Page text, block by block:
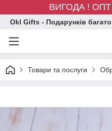
ВИГОДА ! ОПТ
Okl Gifts - Подарунків
Товари та послуги